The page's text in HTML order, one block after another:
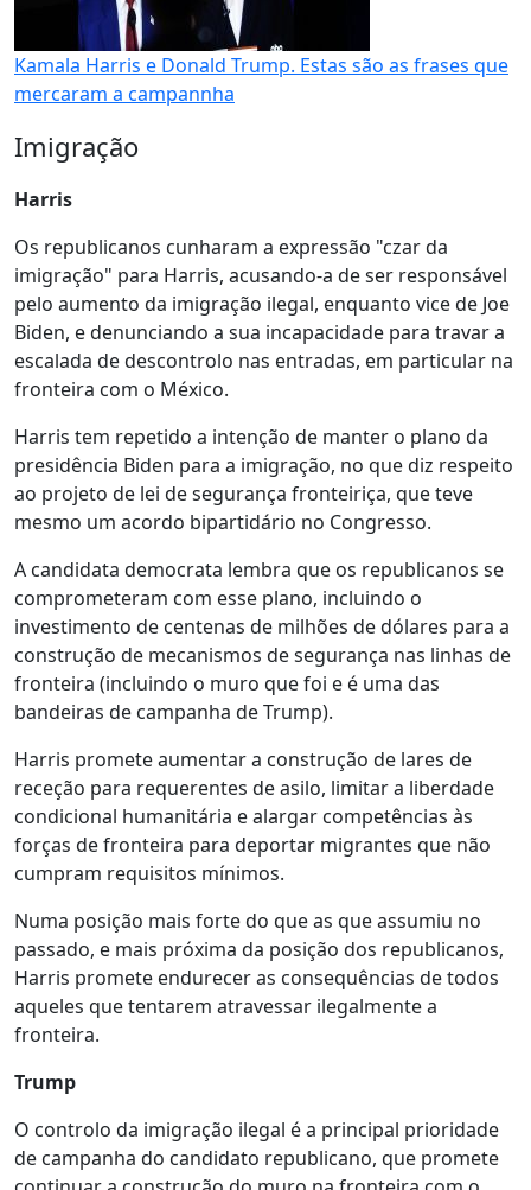
Kamala Harris e Donald Trump. Estas são as frases que
mercaram a campannha
Imigração
Harris
Os republicanos cunharam a expressão "czar da
imigração" para Harris, acusando-a de ser responsável
pelo aumento da imigração ilegal, enquanto vice de Joe
Biden, e denunciando a sua incapacidade para travar a
escalada de descontrolo nas entradas, em particular na
fronteira com o México.
Harris tem repetido a intenção de manter o plano da
presidência Biden para a imigração, no que diz respeito
ao projeto de lei de segurança fronteiriça, que teve
mesmo um acordo bipartidário no Congresso.
A candidata democrata lembra que os republicanos se
comprometeram com esse plano, incluindo o
investimento de centenas de milhões de dólares para a
construção de mecanismos de segurança nas linhas de
fronteira (incluindo o muro que foi e é uma das
bandeiras de campanha de Trump).
Harris promete aumentar a construção de lares de
receção para requerentes de asilo, limitar a liberdade
condicional humanitária e alargar competências às
forças de fronteira para deportar migrantes que não
cumpram requisitos mínimos.
Numa posição mais forte do que as que assumiu no
passado, e mais próxima da posição dos republicanos,
Harris promete endurecer as consequências de todos
aqueles que tentarem atravessar ilegalmente a
fronteira.
Trump
O controlo da imigração ilegal é a principal prioridade
de campanha do candidato republicano, que promete